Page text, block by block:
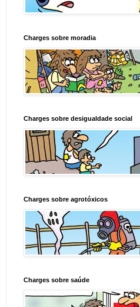
Charges sobre moradia
Charges sobre desigualdade social
Charges sobre agrotóxicos
Charges sobre saúde